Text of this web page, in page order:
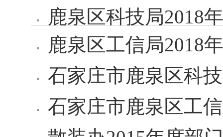
鹿泉区科技局2018
鹿泉区工信局2018
石家庄市鹿泉区科
石家庄市鹿泉区工